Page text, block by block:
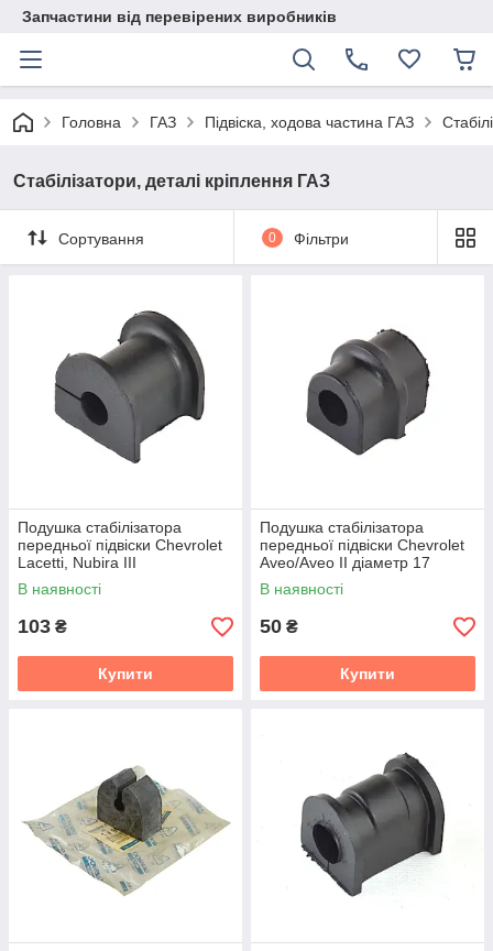
Запчастини від перевірених виробників
Головна ГАЗ Підвіска, ходова частина ГАЗ
Стабілізатори, деталі кріплення ГАЗ
Сортування 0 Фільтри
Подушка стабілізатора
передньої підвіски Chevrolet
Lacetti, Nubira III
В наявності
103 ₴
Купити
Подушка стабілізатора
передньої підвіски Chevrolet
Aveo/Aveo II діаметр 17
(094026-)
В наявності
50 ₴
Купити